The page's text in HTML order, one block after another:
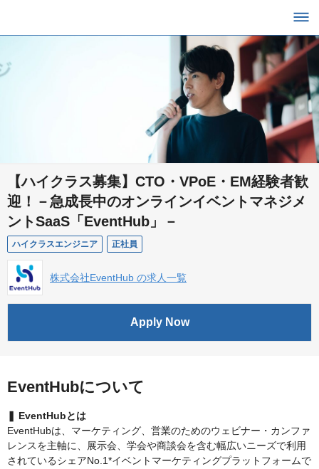
【ハイクラス募集】CTO・VPoE・EM経験者歓
迎！－急成長中のオンラインイベントマネジメ
ントSaaS「EventHub」－
ハイクラスエンジニア 正社員
株式会社EventHub の求人一覧
Apply Now
EventHubについて
❚ EventHubとは
EventHubは、マーケティング、営業のためのウェビナー・カンファ
レンスを主軸に、展示会、学会や商談会を含む幅広いニーズで利用
されているシェアNo.1*イベントマーケティングプラットフォームで